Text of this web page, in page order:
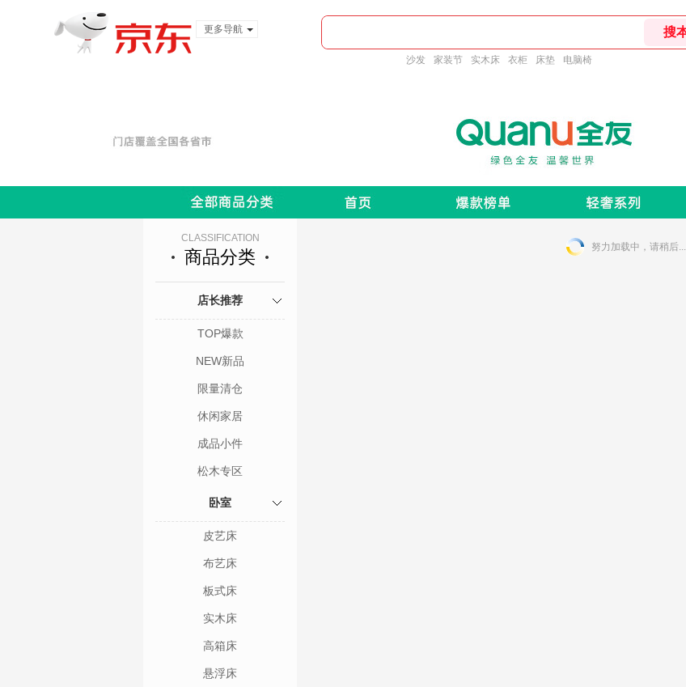
更多导航
沙发 家装节 实木床 衣柜 床垫 电脑椅
CLASSIFICATION
商品分类
店长推荐
TOP爆款
NEW新品
限量清仓
休闲家居
成品小件
松木专区
卧室
皮艺床
布艺床
板式床
实木床
高箱床
悬浮床
努力加载中，请稍后...